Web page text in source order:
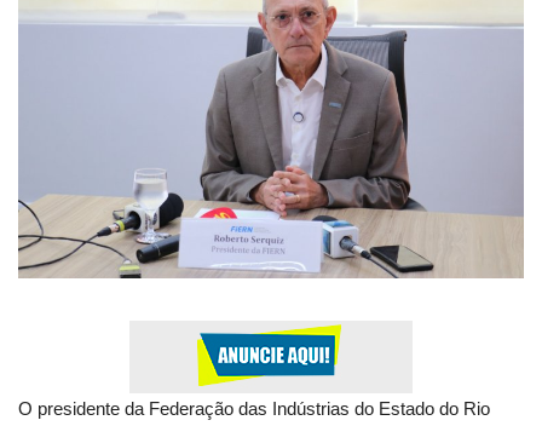
O presidente da Federação das Indústrias do Estado do Rio